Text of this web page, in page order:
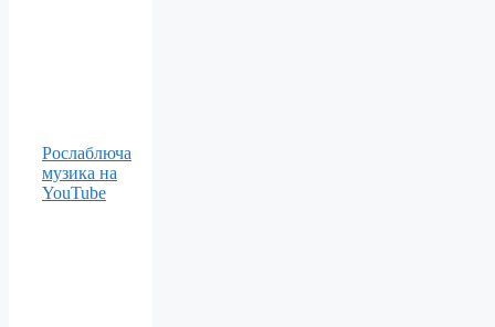
Рослаблюча
музика на
YouTube